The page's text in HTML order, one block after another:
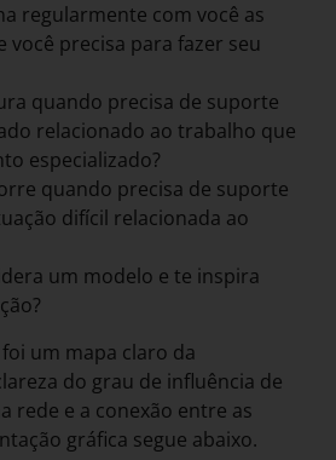
regularmente com você as
você precisa para fazer seu
quando precisa de suporte
relacionado ao trabalho que
especializado?
quando precisa de suporte
difícil relacionada ao
um modelo e te inspira
um mapa claro da
do grau de influência de
rede e a conexão entre as
gráfica segue abaixo.